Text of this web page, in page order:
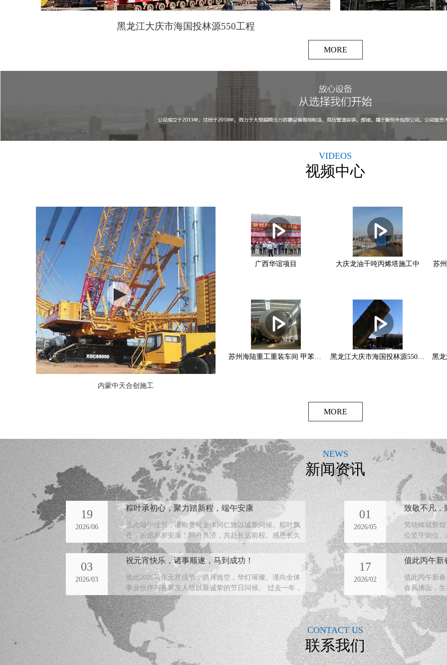
黑龙江大庆市海国投林源550工程
MORE
VIDEOS
视频中心
内蒙中天合创施工
广西华谊项目 大庆龙油千吨丙烯塔施工中 苏
MORE
NEWS
新闻资讯
19
2026/06
粽叶承初心，聚力踏新程，端午安康
值此端午佳节，谨向贵司全体同仁致以诚挚问候。粽叶飘
香，祈愿岁岁安康；同舟共济，共赴长远前程。感恩长久
以来彼此信任、携手同行
01
2026/05
致敬不凡，
劳动铸就辉
位坚守岗位
员工以初心
03
2026/03
祝元宵快乐，诸事顺遂，马到成功！
值此2026马年元宵佳节，皓月当空，华灯璀璨。谨向全体
事业伙伴与各界友人致以最诚挚的节日问候。 过去一年，
我们携手同行，共创
17
2026/02
值此丙午新
值此丙午新
春风拂面，
绿，日益宽
CONTACT US
联系我们